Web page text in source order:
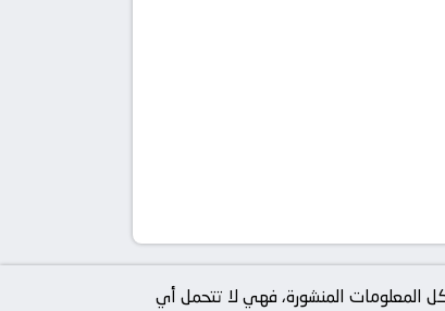
المعلومات المنشورة، فهي لا تتحمل أي